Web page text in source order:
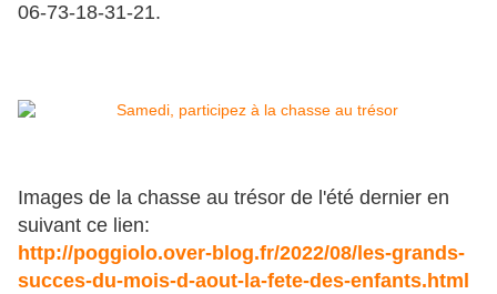
06-73-18-31-21.
Images de la chasse au trésor de l'été dernier en
suivant ce lien:
http://poggiolo.over-blog.fr/2022/08/les-grands-
succes-du-mois-d-aout-la-fete-des-enfants.html